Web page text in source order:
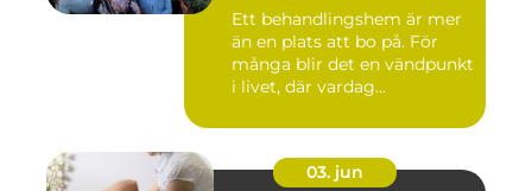
Ett behandlingshem är mer
än en plats att bo på. För
många blir det en vändpunkt
i livet, där vardag...
03. jun